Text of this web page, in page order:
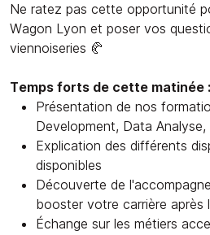
Ne ratez pas cette opportunité
Wagon Lyon et poser vos
viennoiseries 🥐
Temps forts de cette matinée :
Présentation de nos
Development, Data
Explication des différents
disponibles
Découverte de
booster votre carrière après
Échange sur les métiers